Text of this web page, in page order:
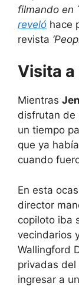
filmando en
reveló hace
revista
Visita
Mientras
disfrutan de
un tiempo
que ya
cuando
En esta
director
copiloto iba
vecindarios
Wallingford
privadas del
ingresar a